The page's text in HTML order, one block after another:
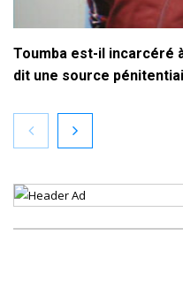
Toumba est-il incarcéré
dit une source